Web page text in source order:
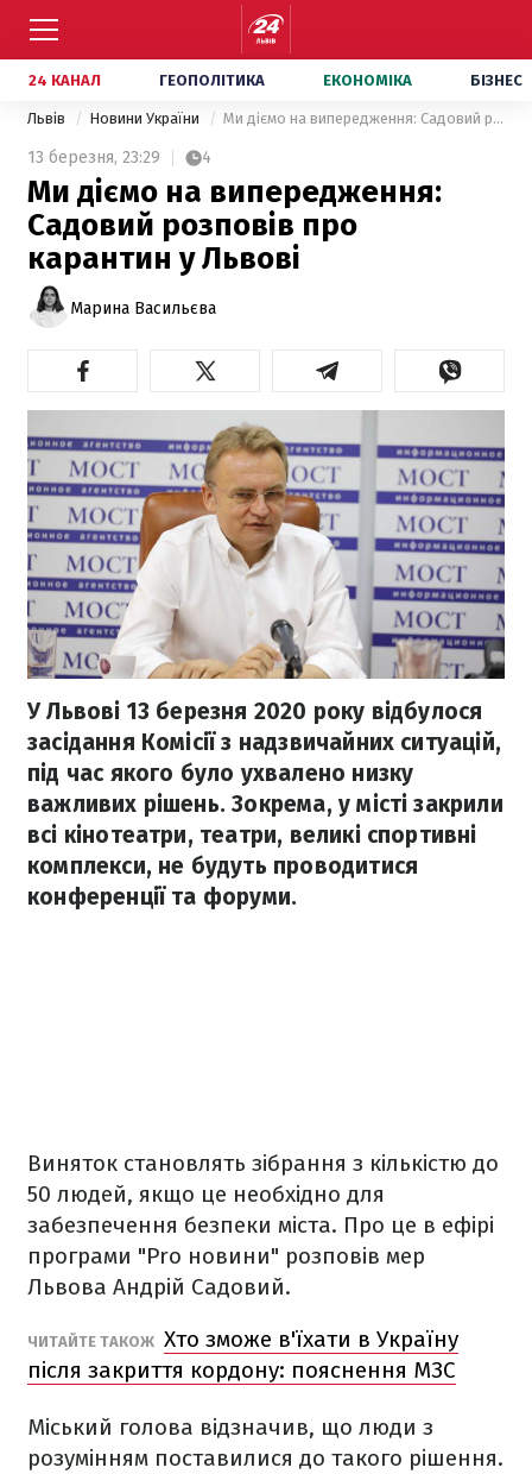
24 КАНАЛ ГЕОПОЛІТИКА ЕКОНОМІКА БІЗНЕС
Львів Новини України Ми діємо на випередження: Садовий розповів про карантин у Львові
13 березня, 23:29 4
Ми діємо на випередження:
Садовий розповів про
карантин у Львові
Марина Васильєва
У Львові 13 березня 2020 року відбулося
засідання Комісії з надзвичайних ситуацій,
під час якого було ухвалено низку
важливих рішень. Зокрема, у місті закрили
всі кінотеатри, театри, великі спортивні
комплекси, не будуть проводитися
конференції та форуми.
Виняток становлять зібрання з кількістю до
50 людей, якщо це необхідно для
забезпечення безпеки міста. Про це в ефірі
програми "Pro новини" розповів мер
Львова Андрій Садовий.
ЧИТАЙТЕ ТАКОЖ Хто зможе в'їхати в Україну
після закриття кордону: пояснення МЗС
Міський голова відзначив, що люди з
розумінням поставилися до такого рішення.